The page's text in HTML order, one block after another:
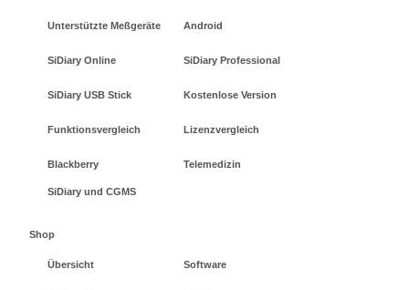
Unterstützte Meßgeräte Android
SiDiary Online SiDiary Professional
SiDiary USB Stick Kostenlose Version
Funktionsvergleich Lizenzvergleich
Blackberry Telemedizin
SiDiary und CGMS
Shop
Übersicht Software